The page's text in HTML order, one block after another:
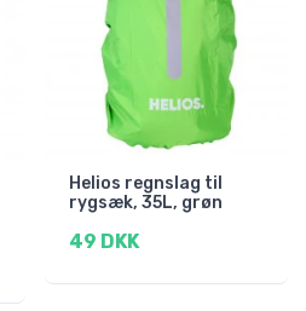
Helios regnslag til
rygsæk, 35L, grøn
49 DKK